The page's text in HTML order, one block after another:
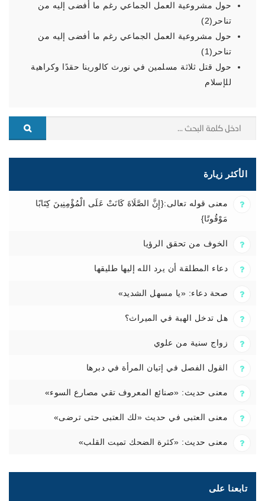
حول مشروعية العمل الجماعي رغم ما أفضى إليه من
تناحر(2)
حول مشروعية العمل الجماعي رغم ما أفضى إليه من
تناحر(1)
حول قتل ثلاثة مسلمين في نورث كالورينا حقدًا وكراهية
للإسلام
الأكثر زيارة
معنى قوله تعالى:{إِنَّ الصَّلَاةَ كَانَتْ عَلَى الْمُؤْمِنِينَ كِتَابًا
مَوْقُوتًا}
الخوف من تحقق الرؤيا
دعاء المطلقة أن يرد الله إليها طليقها
صحة دعاء: «يا مسهل الشديد»
هل تدخل الهبة في الميراث؟
زواج سنية من علوي
القول الفصل في إتيان المرأة في دبرها
معنى حديث: «صنائع المعروف تقي مصارع السوء»
معنى العتبى في حديث «لك العتبى حتى ترضى»
معنى حديث: «كثرة الضحك تميت القلب»
تابعنا على